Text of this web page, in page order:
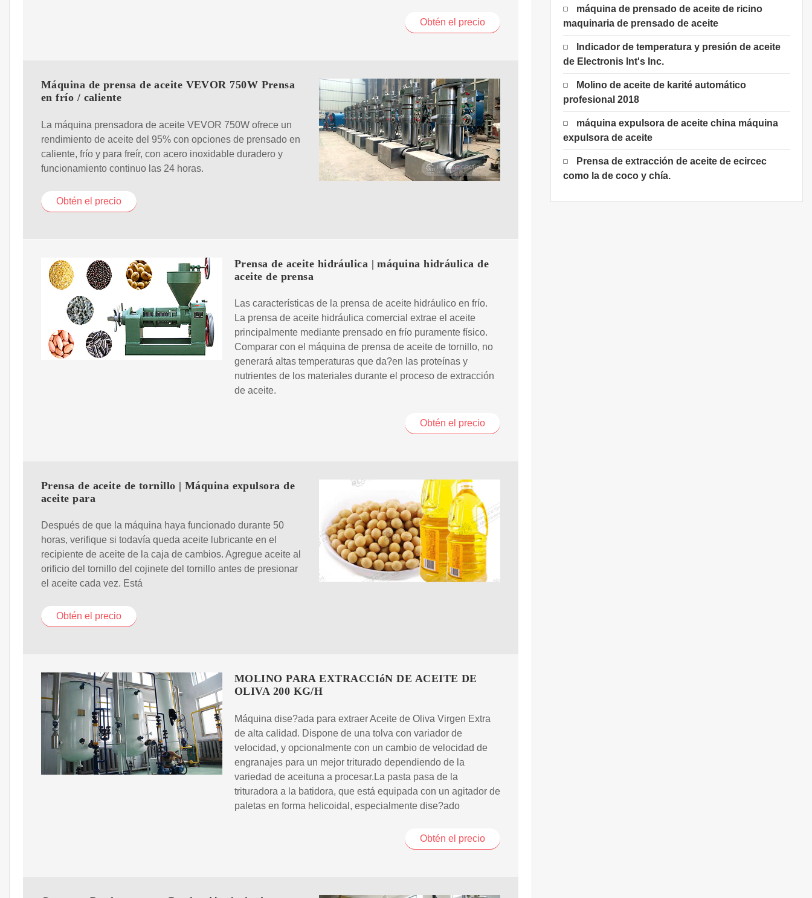
Obtén el precio
Máquina de prensa de aceite VEVOR 750W Prensa
en frío / caliente
La máquina prensadora de aceite VEVOR 750W ofrece un
rendimiento de aceite del 95% con opciones de prensado en
caliente, frío y para freír, con acero inoxidable duradero y
funcionamiento continuo las 24 horas.
Obtén el precio
Prensa de aceite hidráulica | máquina hidráulica de
aceite de prensa
Las características de la prensa de aceite hidráulico en frío.
La prensa de aceite hidráulica comercial extrae el aceite
principalmente mediante prensado en frío puramente físico.
Comparar con el máquina de prensa de aceite de tornillo, no
generará altas temperaturas que da?en las proteínas y
nutrientes de los materiales durante el proceso de extracción
de aceite.
Obtén el precio
Prensa de aceite de tornillo | Máquina expulsora de
aceite para
Después de que la máquina haya funcionado durante 50
horas, verifique si todavía queda aceite lubricante en el
recipiente de aceite de la caja de cambios. Agregue aceite al
orificio del tornillo del cojinete del tornillo antes de presionar
el aceite cada vez. Está
Obtén el precio
MOLINO PARA EXTRACCIóN DE ACEITE DE
OLIVA 200 KG/H
Máquina dise?ada para extraer Aceite de Oliva Virgen Extra
de alta calidad. Dispone de una tolva con variador de
velocidad, y opcionalmente con un cambio de velocidad de
engranajes para un mejor triturado dependiendo de la
variedad de aceituna a procesar.La pasta pasa de la
trituradora a la batidora, que está equipada con un agitador de
paletas en forma helicoidal, especialmente dise?ado
Obtén el precio
máquina de prensado de aceite de ricino
maquinaria de prensado de aceite
Indicador de temperatura y presión de aceite
de Electronis Int's Inc.
Molino de aceite de karité automático
profesional 2018
máquina expulsora de aceite china máquina
expulsora de aceite
Prensa de extracción de aceite de ecircec
como la de coco y chía.